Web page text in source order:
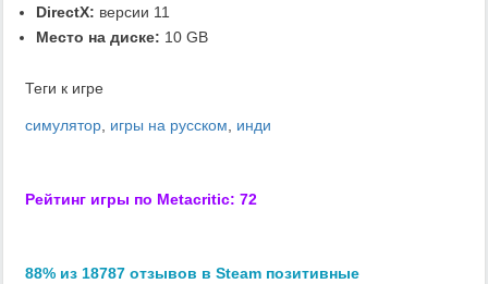
DirectX: версии 11
Место на диске: 10 GB
Теги к игре
симулятор, игры на русском, инди
Рейтинг игры по Metacritic: 72
88% из 18787 отзывов в Steam позитивные